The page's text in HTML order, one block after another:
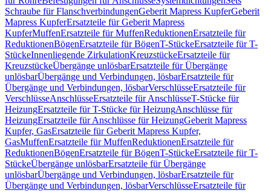
Schraube für FlanschverbindungenGeberit Mapress KupferGeberit
Mapress KupferErsatzteile für Geberit Mapress
KupferMuffenErsatzteile für MuffenReduktionenErsatzteile für
ReduktionenBögenErsatzteile für BögenT-StückeErsatzteile für T-
StückeInnenliegende ZirkulationKreuzstückeErsatzteile für
KreuzstückeÜbergänge unlösbarErsatzteile für Übergänge
unlösbarÜbergänge und Verbindungen, lösbarErsatzteile für
Übergänge und Verbindungen, lösbarVerschlüsseErsatzteile für
VerschlüsseAnschlüsseErsatzteile für AnschlüsseT-Stücke für
HeizungErsatzteile für T-Stücke für HeizungAnschlüsse für
HeizungErsatzteile für Anschlüsse für HeizungGeberit Mapress
Kupfer, GasErsatzteile für Geberit Mapress Kupfer,
GasMuffenErsatzteile für MuffenReduktionenErsatzteile für
ReduktionenBögenErsatzteile für BögenT-StückeErsatzteile für T-
StückeÜbergänge unlösbarErsatzteile für Übergänge
unlösbarÜbergänge und Verbindungen, lösbarErsatzteile für
Übergänge und Verbindungen, lösbarVerschlüsseErsatzteile für